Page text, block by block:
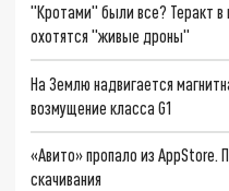
"Кротами" были все? Теракт в
охотятся "живые дроны"
На Землю надвигается
возмущение класса G1
«Авито» пропало из AppStore.
скачивания